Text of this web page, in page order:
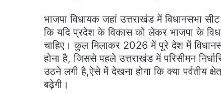
भाजपा विधायक जहां उत्तराखंड में विधानसभा
कि यदि प्रदेश के विकास को लेकर भाजपा के
चाहिए। कुल मिलाकर 2026 में पूरे देश में
होना है, जिससे पहले उत्तराखंड में परिसीमन
उठने लगी है,ऐसे में देखना होगा कि क्या पर्वतीय
बढ़ेगी।